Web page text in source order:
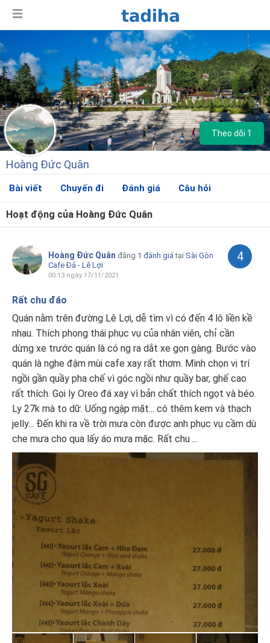
Theo dõi 1
Hoàng Đức Quân
Bài viết Chuyến đi Đánh giá Câu hỏi
Giới thiệu
Hoạt động của Hoàng Đức Quân
Hoàng Đức Quân đăng 1 đánh giá tại Sài Gòn
Cafe Đá - Lê Lợi
00:13 ngày 17/11/2021
4
Rất chu đáo
Quán nằm trên đường Lê Lợi, dễ tìm vì có đến 4 lô liền kề
nhau. Thích phong thái phục vụ của nhân viên, chỉ cần
dừng xe trước quán là có ng ra dắt xe gọn gàng. Bước vào
quán là nghe đậm mùi cafe xay rất thơm. Mình chọn vị trí
ngồi gần quầy pha chế vì góc ngồi như quầy bar, ghế cao
rất thích. Gọi ly Oreo đá xay vì bản chất thích ngọt và béo.
Ly 27k mà to dữ. Uống ngập mặt... có thêm kem và thạch
jelly... Đến khi ra về trời mưa còn được anh phục vụ cầm dù
che mưa cho qua lấy áo mưa mặc. Rất chu ...